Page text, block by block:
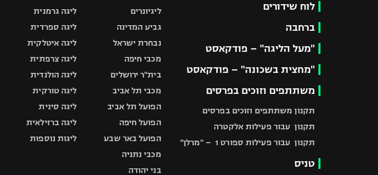
לוח שידורים
ברחבה
"מעל הליגה" – פודקאסט
"מחצית בשכונה" – פודקאסט
משתתפים וזוכים בפרסים
תקנון משתתפים וזוכים בפרסים
תקנון עבור פעילות אלקטרה
תקנון עבור פעילות ספורט 1 – "מרלן"
טניס
ליגיונרים
גביע המדינה
נבחרת ישראל
מכבי חיפה
בית"ר ירושלים
מכבי תל אביב
הפועל תל אביב
הפועל חיפה
הפועל באר שבע
מכבי נתניה
בני יהודה
ליגה גרמנית
ליגה ספרדית
ליגה איטלקית
ליגה צרפתית
ליגה הולנדית
ליגה טורקית
ליגה סינית
ליגה ברזילאית
ליגות נוספות